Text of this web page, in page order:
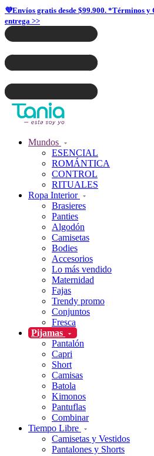
💜Envíos gratis desde $99.900. *Términos y
entrega >>
Mundos
ESENCIAL
ROMÁNTICA
CONTROL
RITUALES
Ropa Interior
Brasieres
Panties
Algodón
Camisetas
Bodies
Accesorios
Lo más vendido
Maternidad
Fajas
Trendy promo
Conjuntos
Fresca
Pijamas
Pantalón
Capri
Short
Camisas
Batola
Kimonos
Pantuflas
Combinar
Tiempo Libre
Camisetas y Vestidos
Pantalones y Shorts